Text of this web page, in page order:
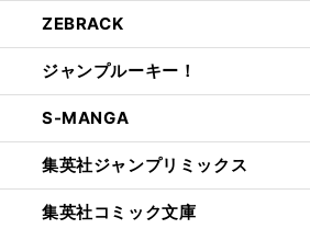
ZEBRACK
ジャンプルーキー！
S-MANGA
集英社ジャンプリミックス
集英社コミック文庫